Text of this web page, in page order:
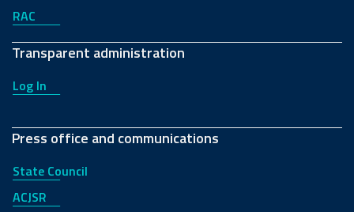
RAC
Transparent administration
Log In
Press office and communications
State Council
ACJSR